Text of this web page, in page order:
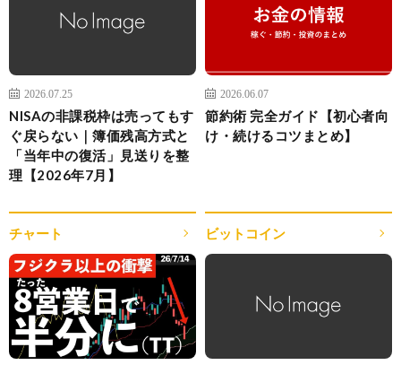
2026.07.25
NISAの非課税枠は売ってもす
ぐ戻らない｜簿価残高方式と
「当年中の復活」見送りを整
理【2026年7月】
2026.06.07
節約術 完全ガイド【初心者向
け・続けるコツまとめ】
チャート ビットコイン